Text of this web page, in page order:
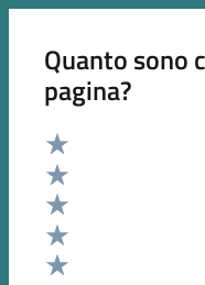
Quanto sono
pagina?
Valuta 5 stelle su 5
Valuta 4 stelle su 5
Valuta 3 stelle su 5
Valuta 2 stelle su 5